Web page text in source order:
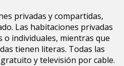
privadas y compartidas,
Las habitaciones privadas
o individuales, mientras que
tienen literas. Todas las
y televisión por cable.